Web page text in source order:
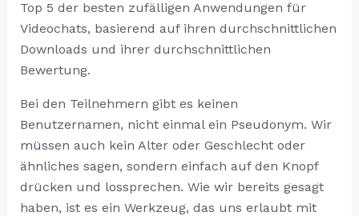
Top 5 der besten zufälligen Anwendungen für
Videochats, basierend auf ihren durchschnittlichen
Downloads und ihrer durchschnittlichen
Bewertung.
Bei den Teilnehmern gibt es keinen
Benutzernamen, nicht einmal ein Pseudonym. Wir
müssen auch kein Alter oder Geschlecht oder
ähnliches sagen, sondern einfach auf den Knopf
drücken und lossprechen. Wie wir bereits gesagt
haben, ist es ein Werkzeug, das uns erlaubt mit